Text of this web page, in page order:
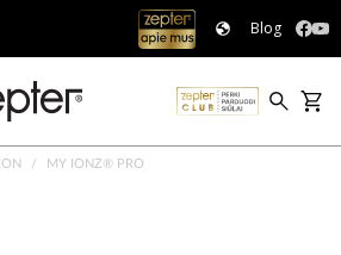
Blog
MY IONZ® PRO